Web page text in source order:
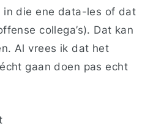
in die ene data-les of dat
collega’s). Dat kan
Al vrees ik dat het
gaan doen pas echt